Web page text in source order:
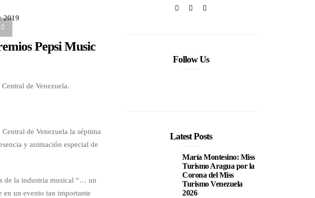
Pepsi Music
de Venezuela.
de Venezuela la séptima
y animación especial de
de la industria musical “… un
en un evento tan importante
Follow Us
Latest Posts
María Montesino: Miss
Turismo Aragua por la
Corona del Miss
Turismo Venezuela
2026